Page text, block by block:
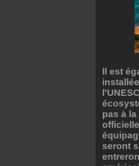
Il est
pas à
seront